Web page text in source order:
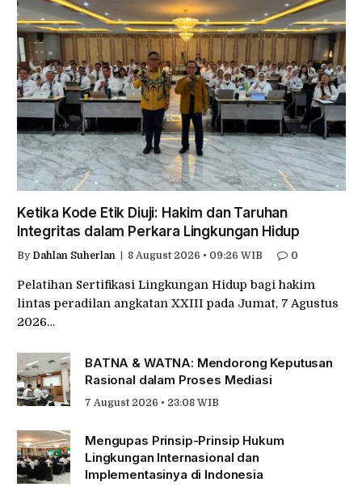
Ketika Kode Etik Diuji: Hakim dan Taruhan
Integritas dalam Perkara Lingkungan Hidup
By Dahlan Suherlan 8 August 2026 • 09:26 WIB 0
Pelatihan Sertifikasi Lingkungan Hidup bagi hakim
lintas peradilan angkatan XXIII pada Jumat, 7 Agustus
2026…
BATNA & WATNA: Mendorong Keputusan
Rasional dalam Proses Mediasi
7 August 2026 • 23:08 WIB
Mengupas Prinsip-Prinsip Hukum
Lingkungan Internasional dan
Implementasinya di Indonesia